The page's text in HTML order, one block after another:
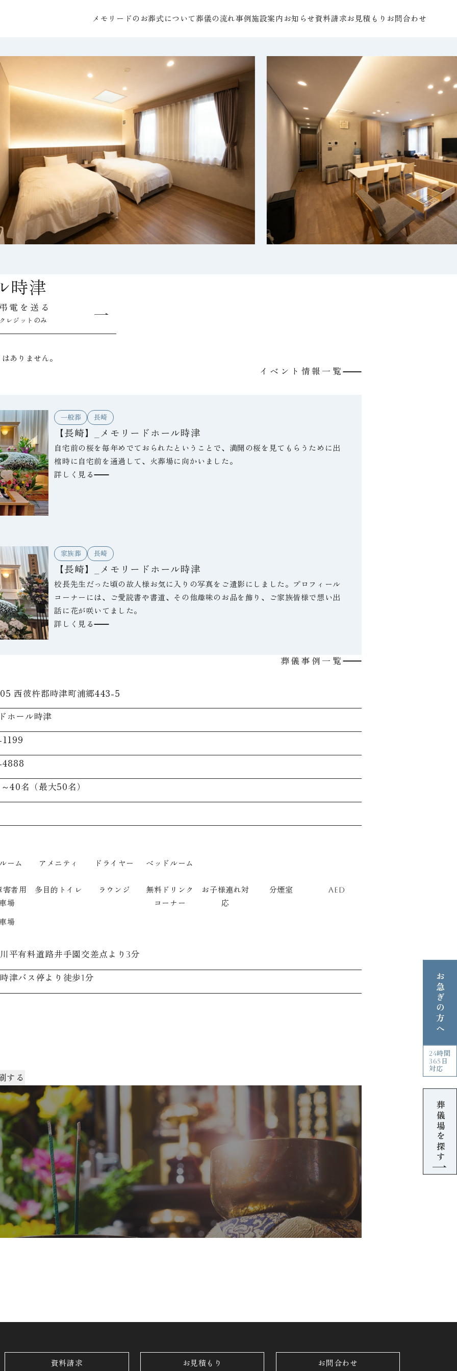
メモリードのお葬式について葬儀の流れ事例施設案内 お知らせ資料請求お見積もり お問合わせ
時津
電を送る
レジットのみ
ありません。
イベント情報一覧
一般葬 長崎
【長崎】_メモリードホール時津
自宅前の桜を毎年めでておられたということで、満開の桜を見てもらうために出
棺時に自宅前を通過して、火葬場に向かいました。
詳しく見る
家族葬 長崎
【長崎】_メモリードホール時津
校長先生だった頃の故人様お気に入りの写真をご遺影にしました。プロフィール
コーナーには、ご愛読書や書道、その他趣味のお品を飾り、ご家族皆様で想い出
話に花が咲いてました。
詳しく見る
葬儀事例一覧
西彼杵郡時津町浦郷443-5
ホール時津
40名（最大50名）
ーム アメニティ ドライヤー ベッドルーム
害者用
場
多目的トイレ ラウンジ
無料ドリンク
コーナー
お子様連れ対
応
分煙室 AED
場
川平有料道路井手園交差点より3分
時津バス停より徒歩1分
する
資料請求 お見積もり お問合わせ
お急ぎの方へ
24時間
365日
対応
葬儀場を探す